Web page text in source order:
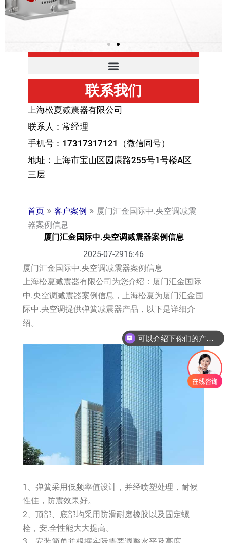
产品分类
联系我们
上海松夏减震器有限公司
联系人：常经理
手机号：17317317121（微信同号）
地址：上海市宝山区园康路255号1号楼A区
三层
首页 » 客户案例 » 厦门汇金国际中.央空调减震
器案例信息
厦门汇金国际中.央空调减震器案例信息
2025-07-2916:46
厦门汇金国际中.央空调减震器案例信息
上海松夏减震器有限公司为您介绍：厦门汇金国际
中.央空调减震器案例信息，上海松夏为厦门汇金国
际中.央空调提供弹簧减震器产品，以下是详细介
绍。
1、弹簧采用低频率值设计，并经喷塑处理，耐候
性佳，防震效果好。
2、顶部、底部均采用防滑耐磨橡胶以及固定螺
栓，安.全性能大大提高。
可以介绍下你们的产品么？